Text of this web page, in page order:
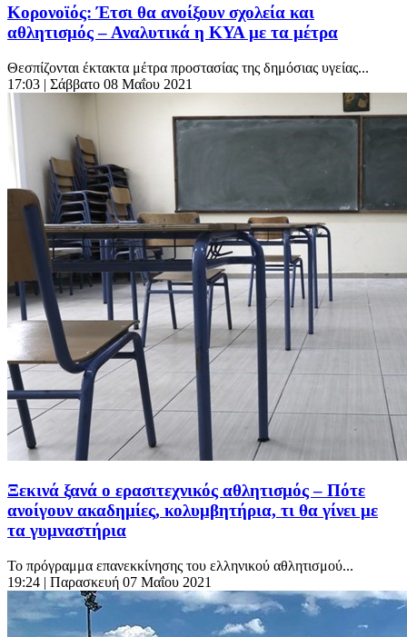
Κορονοϊός: Έτσι θα ανοίξουν σχολεία και
αθλητισμός – Αναλυτικά η ΚΥΑ με τα μέτρα
Θεσπίζονται έκτακτα μέτρα προστασίας της δημόσιας υγείας...
17:03 | Σάββατο 08 Μαΐου 2021
Ξεκινά ξανά ο ερασιτεχνικός αθλητισμός – Πότε
ανοίγουν ακαδημίες, κολυμβητήρια, τι θα γίνει με
τα γυμναστήρια
Το πρόγραμμα επανεκκίνησης του ελληνικού αθλητισμού...
19:24 | Παρασκευή 07 Μαΐου 2021